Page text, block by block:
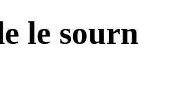
le sourn